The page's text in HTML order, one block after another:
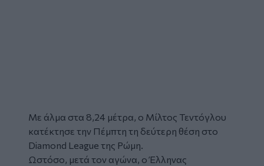
Με άλμα στα 8,24 μέτρα, ο Μίλτος Τεντόγλου
κατέκτησε την Πέμπτη τη δεύτερη θέση στο
Diamond League της Ρώμη.
Ωστόσο, μετά τον αγώνα, ο Έλληνας